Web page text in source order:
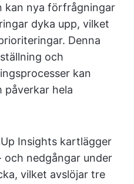
kan nya förfrågningar
dyka upp, vilket
Denna
och
kan
påverkar hela
Insights kartlägger
nedgångar under
vilket avslöjar tre